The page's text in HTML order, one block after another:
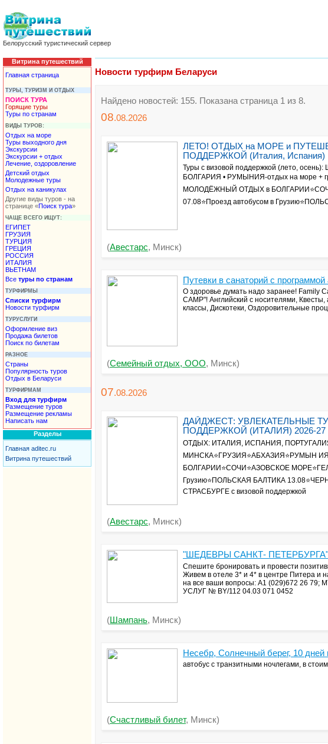
Белорусский туристический сервер
Витрина путешествий
Главная страница
ТУРЫ, ТУРИЗМ И ОТДЫХ
ПОИСК ТУРА
Горящие туры
Туры по странам
ВИДЫ ТУРОВ:
Отдых на море
Туры выходного дня
Экскурсии
Экскурсии + отдых
Лечение, оздоровление
Детский отдых
Молодежные туры
Отдых на каникулах
Другие виды туров - на
странице «Поиск тура»
ЧАЩЕ ВСЕГО ИЩУТ:
ЕГИПЕТ
ГРУЗИЯ
ТУРЦИЯ
ГРЕЦИЯ
РОССИЯ
ИТАЛИЯ
ВЬЕТНАМ
Все туры по странам
ТУРФИРМЫ
Списки турфирм
Новости турфирм
ТУРУСЛУГИ
Оформление виз
Продажа билетов
Поиск по билетам
РАЗНОЕ
Страны
Популярность туров
Отдых в Беларуси
ТУРФИРМАМ
Вход для турфирм
Размещение туров
Размещение рекламы
Написать нам
Разделы
Главная aditec.ru
Витрина путешествий
Новости турфирм Беларуси
Найдено новостей: 155. Показана страница 1 из 8.
08.08.2026
ЛЕТО! ОТДЫХ на МОРЕ и
ПОДДЕРЖКОЙ (Италия, Испания)
Туры с визовой поддержкой (лето,
БОЛГАРИЯ • РУМЫНИЯ-отдых на море +
МОЛОДЁЖНЫЙ ОТДЫХ в
07.08⭐Проезд автобусом в
(Авестарс, Минск)
Путевки в санаторий с
О здоровье думать надо заранее! Family
CAMP"! Английский с носителями,
классы, Дискотеки, Оздоровительные
(Семейный отдых, ООО, Минск)
07.08.2026
ДАЙДЖЕСТ: УВЛЕКАТЕЛЬНЫЕ
ПОДДЕРЖКОЙ (ИТАЛИЯ) 2026-27
ОТДЫХ: ИТАЛИЯ, ИСПАНИЯ,
МИНСКА⭐ГРУЗИЯ⭐АБХАЗИЯ⭐РУМЫН
БОЛГАРИИ⭐СОЧИ⭐АЗОВСКОЕ
Грузию⭐ПОЛЬСКАЯ БАЛТИКА
СТРАСБУРГЕ с визовой поддержкой
(Авестарс, Минск)
"ШЕДЕВРЫ САНКТ- ПЕТЕРБУРГА"
Спешите бронировать и провести
Живем в отеле 3* и 4* в центре Питера
на все ваши вопросы: А1 (029)672 26
УСЛУГ № BY/112 04.03 071 0452
(Шампань, Минск)
Несебр, Солнечный берег, 10
автобус с транзитными ночлегами, в
(Счастливый билет, Минск)